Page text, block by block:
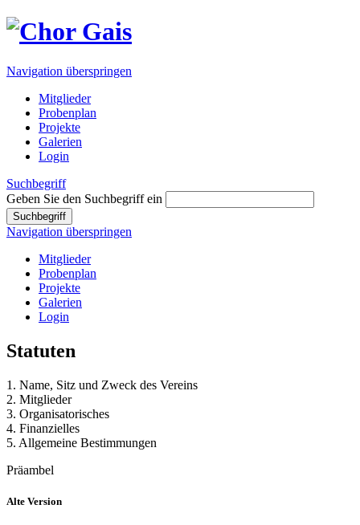
Navigation überspringen
Mitglieder
Probenplan
Projekte
Galerien
Login
Suchbegriff
Geben Sie den Suchbegriff ein
Suchbegriff
Navigation überspringen
Mitglieder
Probenplan
Projekte
Galerien
Login
Statuten
1. Name, Sitz und Zweck des Vereins
2. Mitglieder
3. Organisatorisches
4. Finanzielles
5. Allgemeine Bestimmungen
Präambel
Alte Version